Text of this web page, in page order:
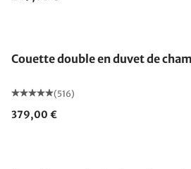
Couette double en duvet de
(516)
379,00 €